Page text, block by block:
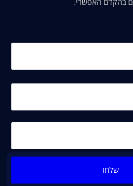
בהקדם האפשרי.
שלחו